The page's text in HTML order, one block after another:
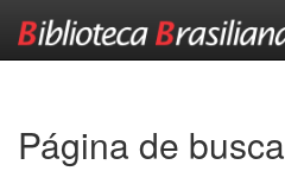
Página de busca